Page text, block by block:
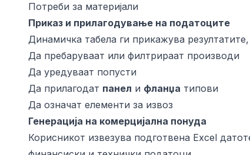
Потреби за материјали
Приказ и прилагодување на податоците
Динамичка табела ги прикажува
Да пребаруваат или филтрираат производи
Да уредуваат попусти
Да прилагодат панел и фланџа типови
Да означат елементи за извоз
Генерација на комерцијална понуда
Корисникот извезува подготвена Excel